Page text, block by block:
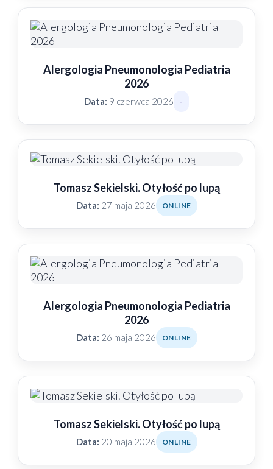
Alergologia Pneumonologia Pediatria
2026
Data: 9 czerwca 2026 -
Tomasz Sekielski. Otyłość po lupą
Data: 27 maja 2026 ONLINE
Alergologia Pneumonologia Pediatria
2026
Data: 26 maja 2026 ONLINE
Tomasz Sekielski. Otyłość po lupą
Data: 20 maja 2026 ONLINE